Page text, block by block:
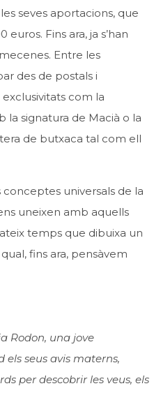
seves aportacions, que
euros. Fins ara, ja s’han
Entre les
des de postals i
com la
la signatura de Macià o la
de butxaca tal com ell
conceptes universals de la
uneixen amb aquells
temps que dibuixa un
fins ara, pensàvem
Rodon, una jove
els seus avis materns,
per descobrir les veus, els